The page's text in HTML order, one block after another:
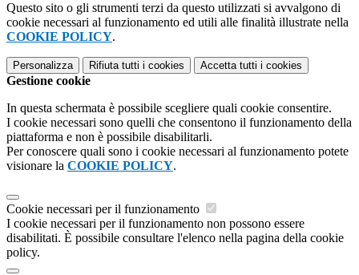
Questo sito o gli strumenti terzi da questo utilizzati si avvalgono di
cookie necessari al funzionamento ed utili alle finalità illustrate nella
COOKIE POLICY.
Personalizza Rifiuta tutti i cookies Accetta tutti i cookies
Gestione cookie
In questa schermata è possibile scegliere quali cookie consentire.
I cookie necessari sono quelli che consentono il funzionamento della
piattaforma e non è possibile disabilitarli.
Per conoscere quali sono i cookie necessari al funzionamento potete
visionare la COOKIE POLICY.
Cookie necessari per il funzionamento
I cookie necessari per il funzionamento non possono essere
disabilitati. È possibile consultare l'elenco nella pagina della cookie
policy.